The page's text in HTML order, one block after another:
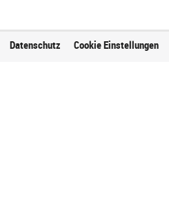
Datenschutz Cookie Einstellungen